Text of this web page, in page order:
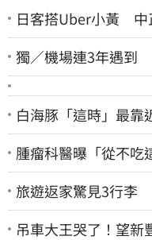
日客搭Uber小黃 中
獨／機場連3年遇到
白海豚「這時」最靠
腫瘤科醫曝「從不吃
旅遊返家驚見3行李
吊車大王哭了！望新